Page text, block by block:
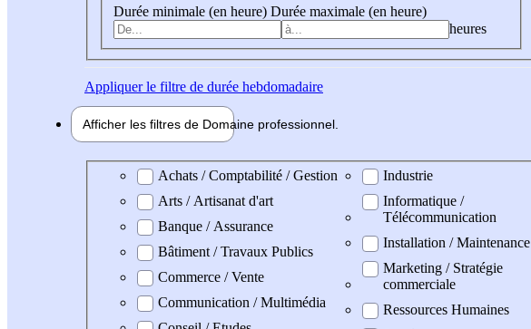
Durée minimale (en heure) Durée maximale (en heure)
heures
Appliquerle filtre de durée hebdomadaire
Afficher les filtres de Domaine professionnel
Domaine professionel
Achats / Comptabilité / Gestion
Arts / Artisanat d'art
Banque / Assurance
Bâtiment / Travaux Publics
Commerce / Vente
Communication / Multimédia
Industrie
Informatique /
Télécommunication
Installation / Maintenance
Marketing / Stratégie
commerciale
Ressources Humaines